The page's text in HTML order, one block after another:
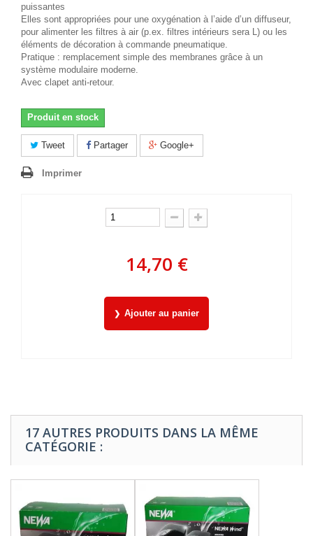
puissantes
Elles sont appropriées pour une oxygénation à l’aide d’un diffuseur,
pour alimenter les filtres à air (p.ex. filtres intérieurs sera L) ou les
éléments de décoration à commande pneumatique.
Pratique : remplacement simple des membranes grâce à un
système modulaire moderne.
Avec clapet anti-retour.
Produit en stock
Tweet Partager Google+
Imprimer
14,70 €
Ajouter au panier
17 AUTRES PRODUITS DANS LA MÊME
CATÉGORIE :